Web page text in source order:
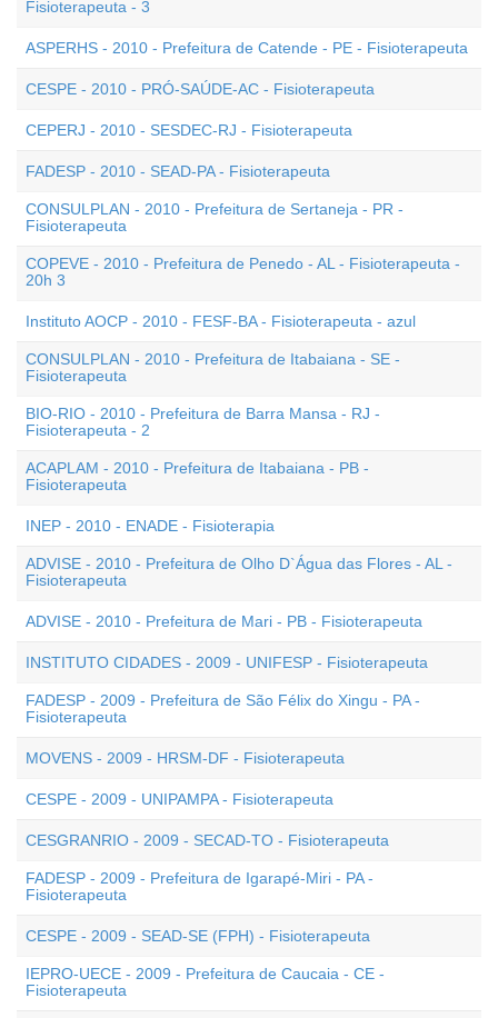
Fisioterapeuta - 3
ASPERHS - 2010 - Prefeitura de Catende - PE - Fisioterapeuta
CESPE - 2010 - PRÓ-SAÚDE-AC - Fisioterapeuta
CEPERJ - 2010 - SESDEC-RJ - Fisioterapeuta
FADESP - 2010 - SEAD-PA - Fisioterapeuta
CONSULPLAN - 2010 - Prefeitura de Sertaneja - PR -
Fisioterapeuta
COPEVE - 2010 - Prefeitura de Penedo - AL - Fisioterapeuta -
20h 3
Instituto AOCP - 2010 - FESF-BA - Fisioterapeuta - azul
CONSULPLAN - 2010 - Prefeitura de Itabaiana - SE -
Fisioterapeuta
BIO-RIO - 2010 - Prefeitura de Barra Mansa - RJ -
Fisioterapeuta - 2
ACAPLAM - 2010 - Prefeitura de Itabaiana - PB -
Fisioterapeuta
INEP - 2010 - ENADE - Fisioterapia
ADVISE - 2010 - Prefeitura de Olho D`Água das Flores - AL -
Fisioterapeuta
ADVISE - 2010 - Prefeitura de Mari - PB - Fisioterapeuta
INSTITUTO CIDADES - 2009 - UNIFESP - Fisioterapeuta
FADESP - 2009 - Prefeitura de São Félix do Xingu - PA -
Fisioterapeuta
MOVENS - 2009 - HRSM-DF - Fisioterapeuta
CESPE - 2009 - UNIPAMPA - Fisioterapeuta
CESGRANRIO - 2009 - SECAD-TO - Fisioterapeuta
FADESP - 2009 - Prefeitura de Igarapé-Miri - PA -
Fisioterapeuta
CESPE - 2009 - SEAD-SE (FPH) - Fisioterapeuta
IEPRO-UECE - 2009 - Prefeitura de Caucaia - CE -
Fisioterapeuta